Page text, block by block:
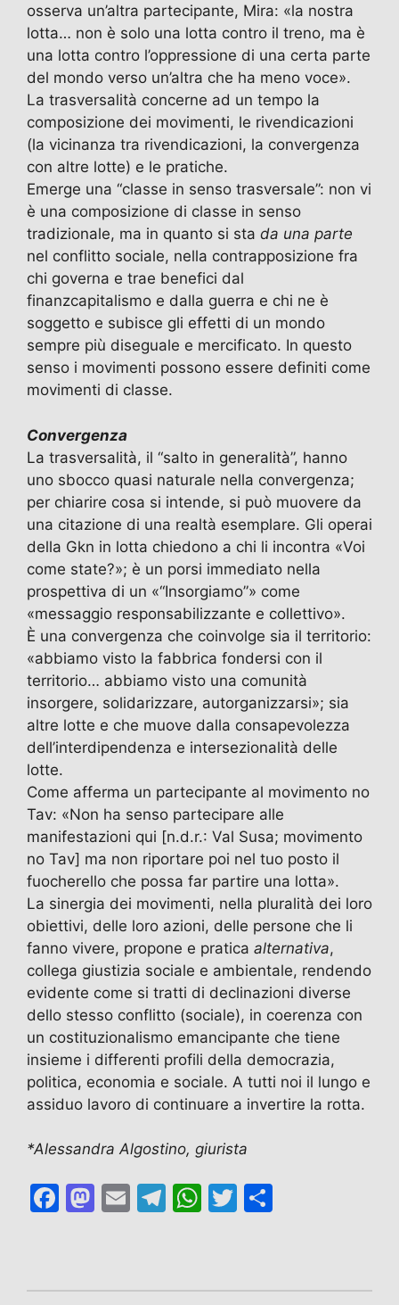
osserva un’altra partecipante, Mira: «la nostra
lotta… non è solo una lotta contro il treno, ma è
una lotta contro l’oppressione di una certa parte
del mondo verso un’altra che ha meno voce».
La trasversalità concerne ad un tempo la
composizione dei movimenti, le rivendicazioni
(la vicinanza tra rivendicazioni, la convergenza
con altre lotte) e le pratiche.
Emerge una “classe in senso trasversale”: non vi
è una composizione di classe in senso
tradizionale, ma in quanto si sta da una parte
nel conflitto sociale, nella contrapposizione fra
chi governa e trae benefici dal
finanzcapitalismo e dalla guerra e chi ne è
soggetto e subisce gli effetti di un mondo
sempre più diseguale e mercificato. In questo
senso i movimenti possono essere definiti come
movimenti di classe.
Convergenza
La trasversalità, il “salto in generalità”, hanno
uno sbocco quasi naturale nella convergenza;
per chiarire cosa si intende, si può muovere da
una citazione di una realtà esemplare. Gli operai
della Gkn in lotta chiedono a chi li incontra «Voi
come state?»; è un porsi immediato nella
prospettiva di un «“Insorgiamo”» come
«messaggio responsabilizzante e collettivo».
È una convergenza che coinvolge sia il territorio:
«abbiamo visto la fabbrica fondersi con il
territorio… abbiamo visto una comunità
insorgere, solidarizzare, autorganizzarsi»; sia
altre lotte e che muove dalla consapevolezza
dell’interdipendenza e intersezionalità delle
lotte.
Come afferma un partecipante al movimento no
Tav: «Non ha senso partecipare alle
manifestazioni qui [n.d.r.: Val Susa; movimento
no Tav] ma non riportare poi nel tuo posto il
fuocherello che possa far partire una lotta».
La sinergia dei movimenti, nella pluralità dei loro
obiettivi, delle loro azioni, delle persone che li
fanno vivere, propone e pratica alternativa,
collega giustizia sociale e ambientale, rendendo
evidente come si tratti di declinazioni diverse
dello stesso conflitto (sociale), in coerenza con
un costituzionalismo emancipante che tiene
insieme i differenti profili della democrazia,
politica, economia e sociale. A tutti noi il lungo e
assiduo lavoro di continuare a invertire la rotta.
*Alessandra Algostino, giurista
F
e
M
o
E
l
T
gr
W
s
T
er di